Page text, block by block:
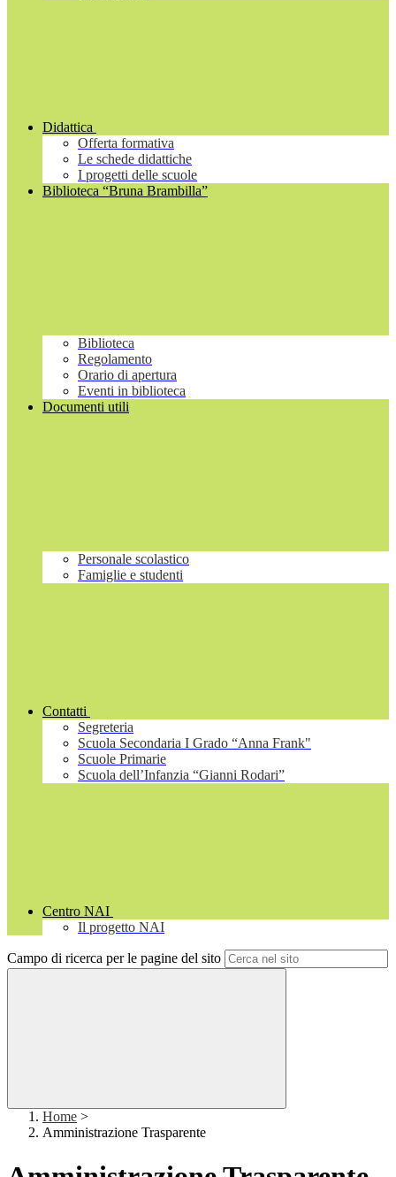
Didattica
Offerta formativa
Le schede didattiche
I progetti delle scuole
Biblioteca “Bruna Brambilla”
Biblioteca
Regolamento
Orario di apertura
Eventi in biblioteca
Documenti utili
Personale scolastico
Famiglie e studenti
Contatti
Segreteria
Scuola Secondaria I Grado “Anna Frank"
Scuole Primarie
Scuola dell’Infanzia “Gianni Rodari”
Centro NAI
Il progetto NAI
Campo di ricerca per le pagine del sito
Home >
Amministrazione Trasparente